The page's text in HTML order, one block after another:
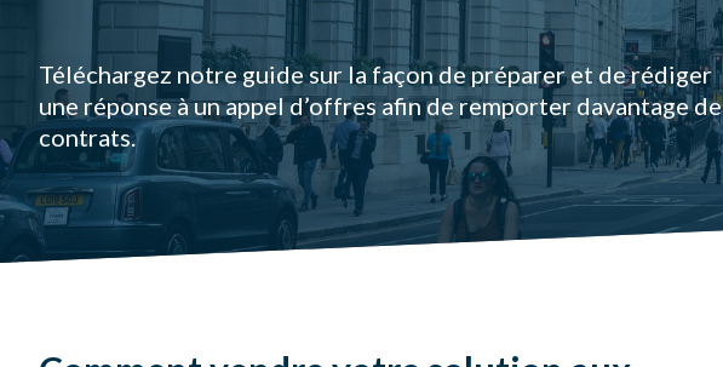
Téléchargez notre guide sur la façon de préparer et de rédiger
une réponse à un appel d’offres afin de remporter davantage de
contrats.